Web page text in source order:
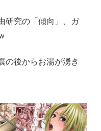
研究の「傾向」、ガ
の後からお湯が湧き